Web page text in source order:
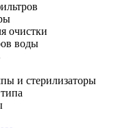
очистки
воды
и стерилизаторы